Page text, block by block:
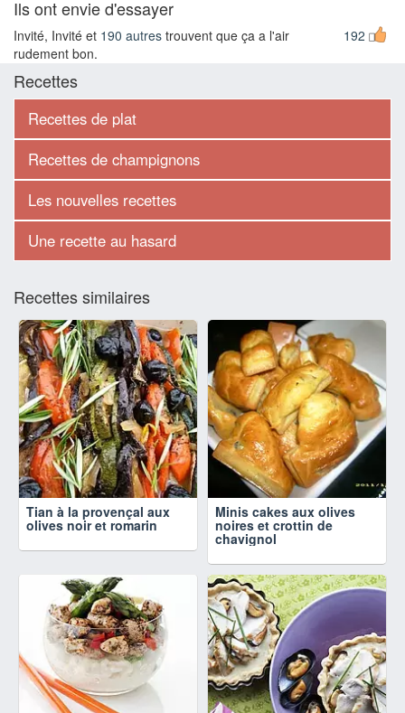
Ils ont envie d'essayer
192
Invité, Invité et 190 autres trouvent que ça a l'air
rudement bon.
Recettes
Recettes de plat
Recettes de champignons
Les nouvelles recettes
Une recette au hasard
Recettes similaires
Tian à la provençal aux
olives noir et romarin
Minis cakes aux olives
noires et crottin de
chavignol